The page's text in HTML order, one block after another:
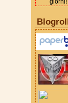
giorni!